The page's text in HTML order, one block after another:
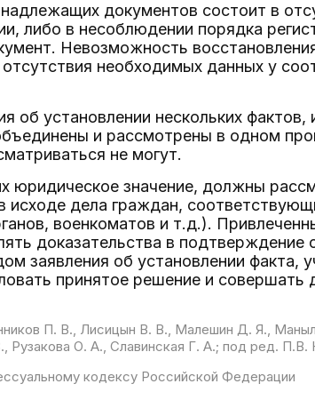
документов состоит в
либо в несоблюдении порядка
Невозможность
необходимых данных у
об установлении нескольких
и рассмотрены в одном
не могут.
юридическое значение, должны
исходе дела граждан,
военкоматов и т.д.).
доказательства в подтверждение
заявления об установлении факта,
принятое решение и совершать
П. В., Лисицын В. В., Малешин Д. Я.,
О. А., Славинская Г. А.; под ред. П.В.
кодексу Российской Федерации